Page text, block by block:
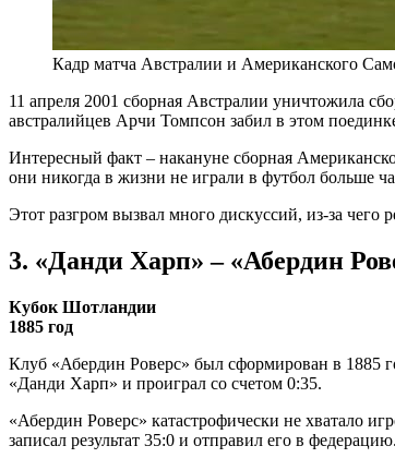
Кадр матча Австралии и Американского
11 апреля 2001 сборная Австралии уничтожила
австралийцев Арчи Томпсон забил в этом
Интересный факт – накануне сборная
они никогда в жизни не играли в футбол больше
Этот разгром вызвал много дискуссий, из-за чего
3. «Данди Харп» – «Абердин
Кубок Шотландии
1885 год
Клуб «Абердин Роверс» был сформирован в 1885
«Данди Харп» и проиграл со счетом 0:35.
«Абердин Роверс» катастрофически не хватало
записал результат 35:0 и отправил его в